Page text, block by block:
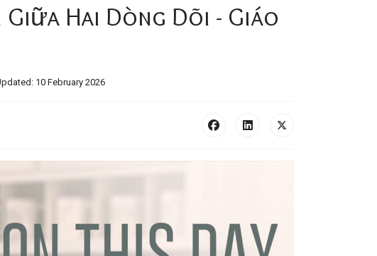
Hai Dòng Dõi - Giáo
10 February 2026